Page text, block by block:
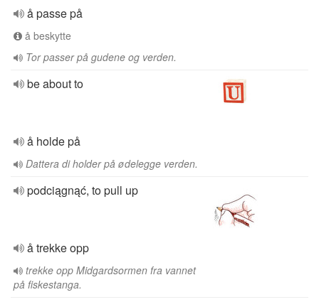
å passe på
å beskytte
Tor passer på gudene og verden.
be about to
å holde på
Dattera di holder på ødelegge verden.
podciągnąć, to pull up
å trekke opp
trekke opp Midgardsormen fra vannet
på fiskestanga.